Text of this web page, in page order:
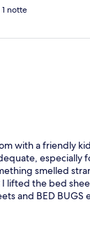
notte
with a friendly
especially
smelled
lifted the bed
and BED BUGS
desk and said I'm
and said ok